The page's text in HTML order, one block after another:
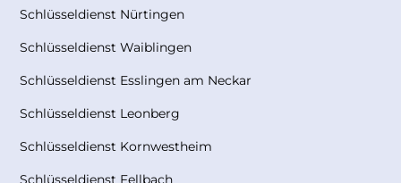
Schlüsseldienst Nürtingen
Schlüsseldienst Waiblingen
Schlüsseldienst Esslingen am Neckar
Schlüsseldienst Leonberg
Schlüsseldienst Kornwestheim
Schlüsseldienst Fellbach